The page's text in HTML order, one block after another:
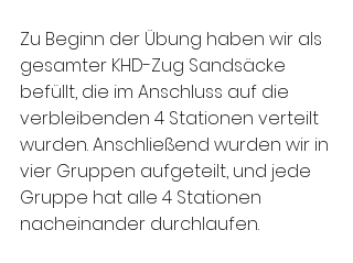
Zu Beginn der Übung haben wir als
gesamter KHD-Zug Sandsäcke
befüllt, die im Anschluss auf die
verbleibenden 4 Stationen verteilt
wurden. Anschließend wurden wir in
vier Gruppen aufgeteilt, und jede
Gruppe hat alle 4 Stationen
nacheinander durchlaufen.